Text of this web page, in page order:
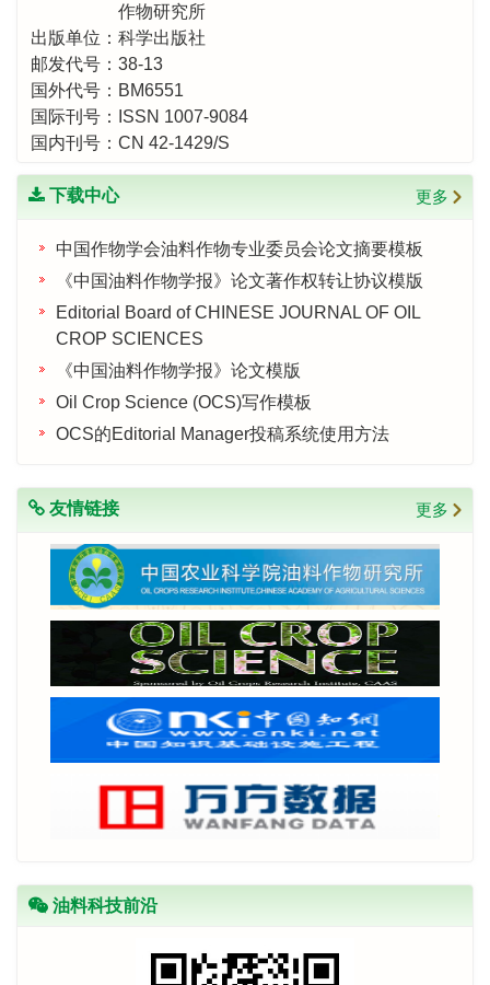
作物研究所
出版单位：科学出版社
邮发代号：38-13
国外代号：BM6551
国际刊号：ISSN 1007-9084
国内刊号：CN 42-1429/S
下载中心 更多
中国作物学会油料作物专业委员会论文摘要模板
《中国油料作物学报》论文著作权转让协议模版
Editorial Board of CHINESE JOURNAL OF OIL
CROP SCIENCES
《中国油料作物学报》论文模版
Oil Crop Science (OCS)写作模板
OCS的Editorial Manager投稿系统使用方法
友情链接 更多
油料科技前沿